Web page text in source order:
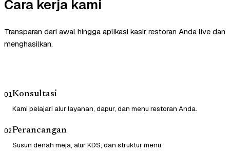
Cara kerja kami
Transparan dari awal hingga aplikasi kasir restoran Anda live dan
menghasilkan.
01Konsultasi
Kami pelajari alur layanan, dapur, dan menu restoran Anda.
02Perancangan
Susun denah meja, alur KDS, dan struktur menu.